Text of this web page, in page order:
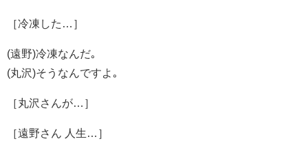
［冷凍した…］
(遠野)冷凍なんだ｡
(丸沢)そうなんですよ｡
［丸沢さんが…］
［遠野さん 人生…］